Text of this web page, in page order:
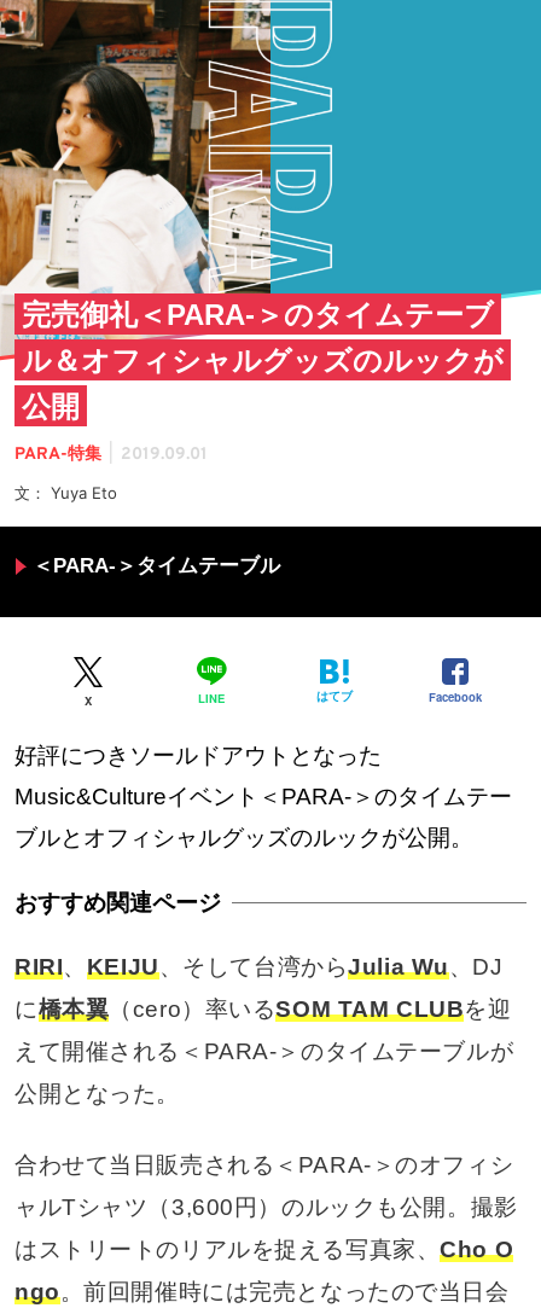
完売御礼＜PARA-＞のタイムテーブ
ル＆オフィシャルグッズのルックが
公開
PARA-特集 2019.09.01
文： Yuya Eto
＜PARA-＞タイムテーブル
X LINE はてブ Facebook
好評につきソールドアウトとなった
Music&Cultureイベント＜PARA-＞のタイムテー
ブルとオフィシャルグッズのルックが公開。
RIRI、 KEIJU、そして台湾からJulia Wu、DJ
に橋本翼 （cero）率いるSOM TAM CLUBを迎
えて開催される＜PARA-＞のタイムテーブルが
公開となった。
合わせて当日販売される＜PARA-＞のオフィシ
ャルTシャツ（3,600円）のルックも公開。撮影
はストリートのリアルを捉える写真家、Cho O
ngo。前回開催時には完売となったので当日会